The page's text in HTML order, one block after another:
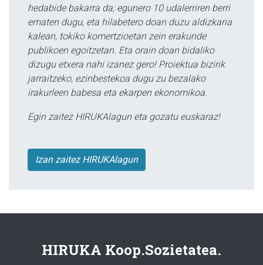
hedabide bakarra da; egunero 10 udalerriren berri
ematen dugu, eta hilabetero doan duzu aldizkaria
kalean, tokiko komertzioetan zein erakunde
publikoen egoitzetan. Eta orain doan bidaliko
dizugu etxera nahi izanez gero! Proiektua bizirik
jarraitzeko, ezinbestekoa dugu zu bezalako
irakurleen babesa eta ekarpen ekonomikoa.
Egin zaitez HIRUKAlagun eta gozatu euskaraz!
Izan zaitez HIRUKAlagun
HIRUKA Koop.Sozietatea.